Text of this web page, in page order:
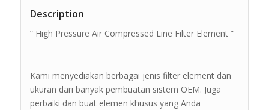
Description
” High Pressure Air Compressed Line Filter Element ”
Kami menyediakan berbagai jenis filter element dan
ukuran dari banyak pembuatan sistem OEM. Juga
perbaiki dan buat elemen khusus yang Anda